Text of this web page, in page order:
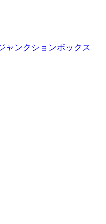
ャンクションボックス